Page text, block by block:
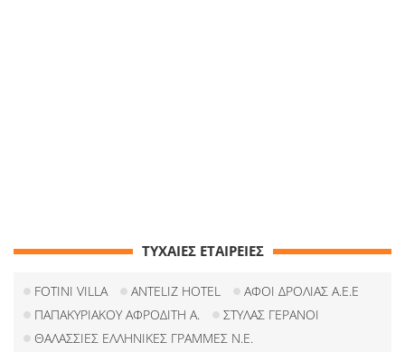
ΤΥΧΑΙΕΣ ΕΤΑΙΡΕΙΕΣ
FOTINI VILLA ANTELIZ HOTEL
ΑΦΟΙ ΔΡΟΛΙΑΣ Α.Ε.Ε
ΠΑΠΑΚΥΡΙΑΚΟΥ ΑΦΡΟΔΙΤΗ Α.
ΣΤΥΛΑΣ ΓΕΡΑΝΟΙ
ΘΑΛΑΣΣΙΕΣ ΕΛΛΗΝΙΚΕΣ ΓΡΑΜΜΕΣ Ν.Ε.